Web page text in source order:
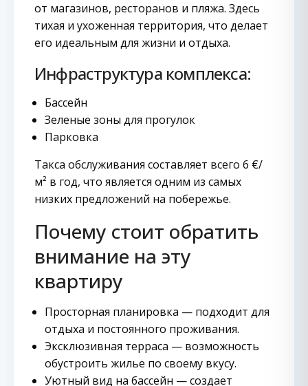
от магазинов, ресторанов и пляжа. Здесь
тихая и ухоженная территория, что делает
его идеальным для жизни и отдыха.
Инфраструктура комплекса:
Бассейн
Зеленые зоны для прогулок
Парковка
Такса обслуживания составляет всего 6 €/
м² в год, что является одним из самых
низких предложений на побережье.
Почему стоит обратить
внимание на эту
квартиру
Просторная планировка — подходит для
отдыха и постоянного проживания.
Эксклюзивная терраса — возможность
обустроить жилье по своему вкусу.
Уютный вид на бассейн — создает